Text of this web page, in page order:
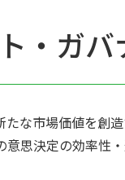
・ガ
な市場価値を創
意思決定の効率性